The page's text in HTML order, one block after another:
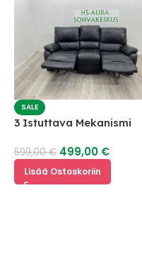
SALE
3 Istuttava Mekanismi
599,00€ 499,00 €
Lisää Ostoskoriin